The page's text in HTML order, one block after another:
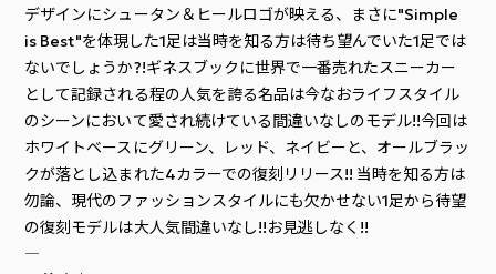
デザインにシュータン＆ヒールロゴが映える、まさに"Simple
is Best"を体現した1足は当時を知る方は待ち望んでいた1足では
ないでしょうか?!ギネスブックに世界で一番売れたスニーカー
として記録される程の人気を誇る名品は今なおライフスタイル
のシーンにおいて愛され続けている間違いなしのモデル!!今回は
ホワイトベースにグリーン、レッド、ネイビーと、オールブラッ
クが落とし込まれた4カラーでの復刻リリース!! 当時を知る方は
勿論、現代のファッションスタイルにも欠かせない1足から待望
の復刻モデルは大人気間違いなし!!お見逃しなく!!
――――――――――